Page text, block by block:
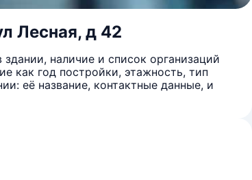
Лесная, д 42
наличие и список организаций
как год постройки, этажность, тип
её название, контактные данные, и